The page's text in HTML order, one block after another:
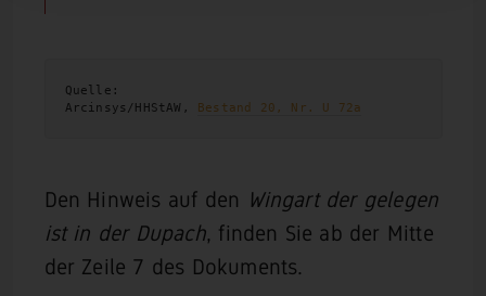
Quelle:
Arcinsys/HHStAW, Bestand 20, Nr. U 72a
Den Hinweis auf den Wingart der gelegen
ist in der Dupach, finden Sie ab der Mitte
der Zeile 7 des Dokuments.